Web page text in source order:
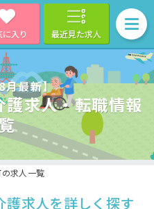
に入り 最近見た求人
最新】
求人・転職情報
求人一覧
護求人を詳しく探す